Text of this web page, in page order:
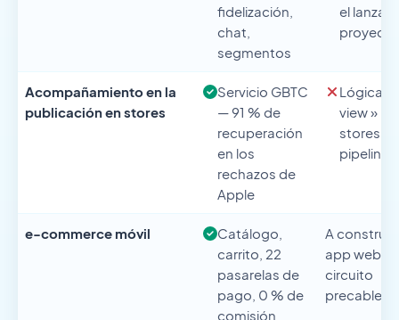
fidelización,
chat,
segmentos
el
proyecto
Acompañamiento en la
publicación en stores
Servicio GBTC
— 91 % de
recuperación
en los
rechazos de
Apple
Lógica «
view »
stores,
pipeline
e-commerce móvil
Catálogo,
carrito, 22
pasarelas de
pago, 0 % de
comisión
A construir
app web,
circuito